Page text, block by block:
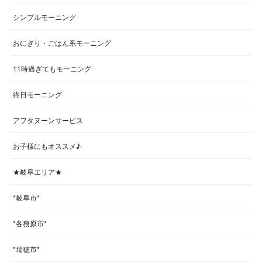
シンプルモーニング
おにぎり・ごはん系モーニング
11時過ぎてもモーニング
終日モーニング
アフタヌーンサービス
お子様にもオススメ♪
★岐阜エリア★
*岐阜市*
*各務原市*
*瑞穂市*